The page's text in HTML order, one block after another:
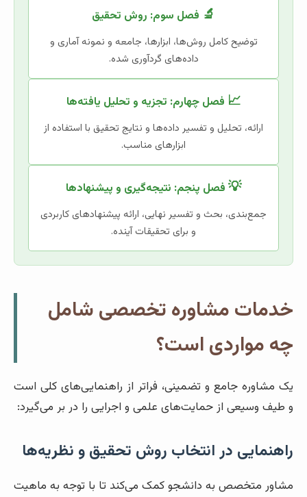
🔬 فصل سوم: روش تحقیق
توضیح کامل روش‌ها، ابزارها، جامعه و نمونه آماری و
داده‌های گردآوری شده.
📈 فصل چهارم: تجزیه و تحلیل یافته‌ها
ارائه، تحلیل و تفسیر داده‌ها و نتایج تحقیق با استفاده از
ابزارهای مناسب.
💡 فصل پنجم: نتیجه‌گیری و پیشنهادها
جمع‌بندی، بحث و تفسیر نهایی، ارائه پیشنهادهای کاربردی
و برای تحقیقات آینده.
خدمات مشاوره تخصصی شامل
چه مواردی است؟
یک مشاوره جامع و تضمینی، فراتر از راهنمایی‌های کلی است
و طیف وسیعی از حمایت‌های علمی و اجرایی را در بر می‌گیرد:
راهنمایی در انتخاب روش تحقیق و نظریه‌ها
مشاور متخصص به دانشجو کمک می‌کند تا با توجه به ماهیت